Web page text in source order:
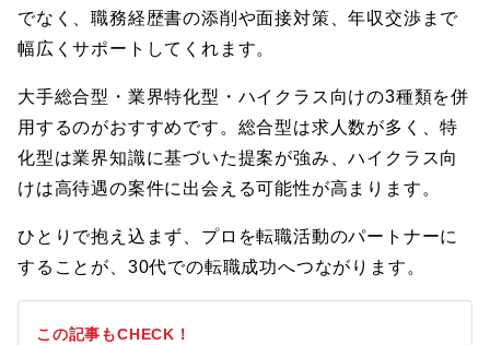
でなく、職務経歴書の添削や面接対策、年収交渉まで
幅広くサポートしてくれます。
大手総合型・業界特化型・ハイクラス向けの3種類を併
用するのがおすすめです。総合型は求人数が多く、特
化型は業界知識に基づいた提案が強み、ハイクラス向
けは高待遇の案件に出会える可能性が高まります。
ひとりで抱え込まず、プロを転職活動のパートナーに
することが、30代での転職成功へつながります。
この記事もCHECK！